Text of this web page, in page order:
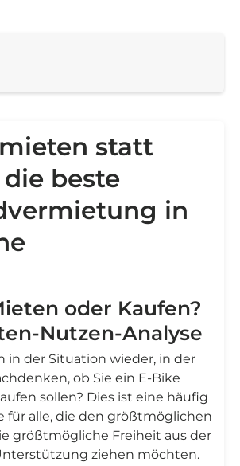
statt
beste
in
oder Kaufen?
Nutzen-Analyse
in der Situation wieder, in der
ob Sie ein E-Bike
sollen? Dies ist eine häufig
für alle, die den größtmöglichen
größtmögliche Freiheit aus der
ziehen möchten.